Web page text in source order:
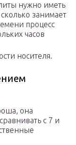
нужно иметь
занимает
процесс
часов
носителя.
она
с 7 и